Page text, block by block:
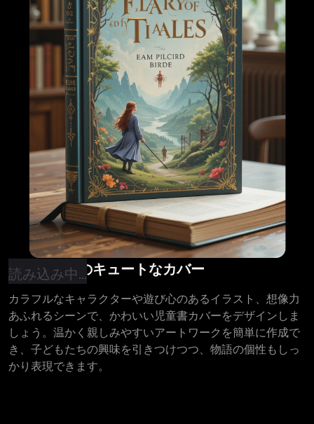
読み込み中...
児童書向けのキュートなカバー
カラフルなキャラクターや遊び心のあるイラスト、想像力
あふれるシーンで、かわいい児童書カバーをデザインしま
しょう。温かく親しみやすいアートワークを簡単に作成で
き、子どもたちの興味を引きつけつつ、物語の個性もしっ
かり表現できます。